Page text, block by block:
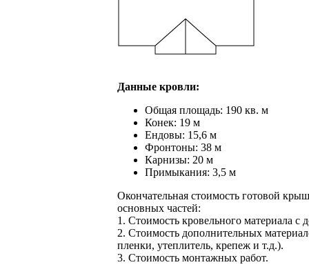
Данные кровли:
Общая площадь: 190 кв. м
Конек: 19 м
Ендовы: 15,6 м
Фронтоны: 38 м
Карнизы: 20 м
Примыкания: 3,5 м
Окончательная стоимость готовой
основных частей:
1. Стоимость кровельного материала с
2. Стоимость дополнительных
пленки, утеплитель, крепеж и т.д.).
3. Стоимость монтажных работ.